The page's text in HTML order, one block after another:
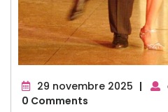
29 novembre 2025 29
|
0 Comments